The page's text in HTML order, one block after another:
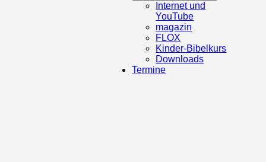
Internet und
YouTube
magazin
FLOX
Kinder-Bibelkurs
Downloads
Termine